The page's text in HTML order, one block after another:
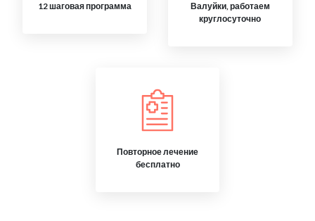
12 шаговая программа
Валуйки, работаем
круглосуточно
Повторное лечение
бесплатно